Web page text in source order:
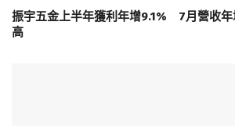
振宇五金上半年獲利年增9.1% 7月營收
高